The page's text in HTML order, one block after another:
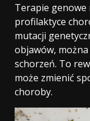
Terapie genowe
profilaktyce
mutacji
objawów,
schorzeń. To
może zmienić
choroby.